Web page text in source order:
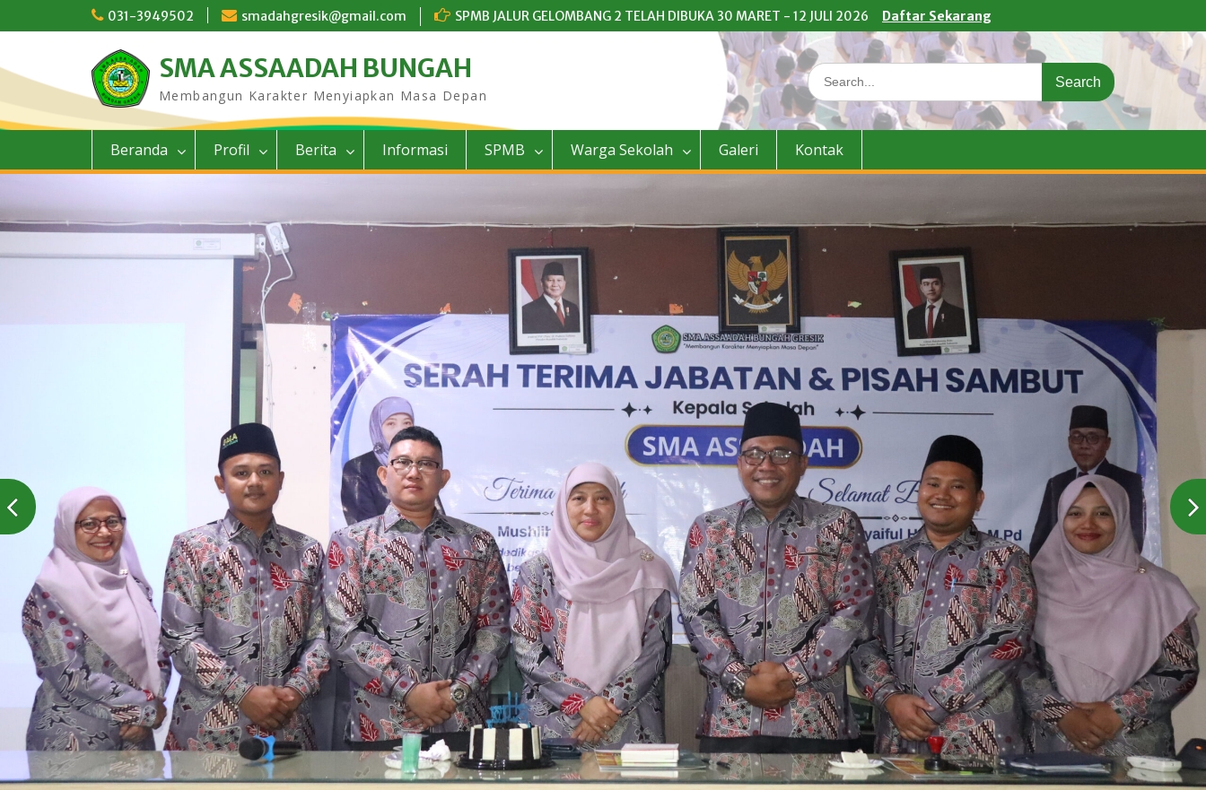
to
031-3949502 smadahgresik@gmail.com SPMB JALUR GELOMBANG 2 TELAH DIBUKA 30 MARET - 12 JULI 2026 Daftar Sekarang
SMA ASSAADAH BUNGAH
Membangun Karakter Menyiapkan Masa Depan
Search
for:
Beranda Profil Berita Informasi SPMB Warga Sekolah Galeri Kontak